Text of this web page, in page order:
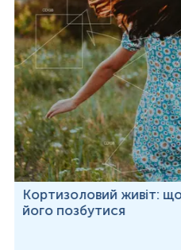
Кортизоловий живіт:
його позбутися